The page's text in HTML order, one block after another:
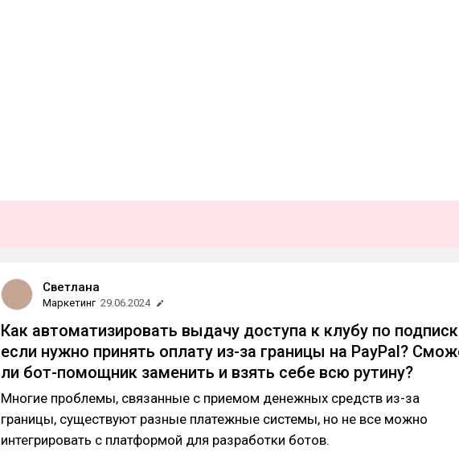
Светлана
Маркетинг 29.06.2024
Как автоматизировать выдачу доступа к клубу по
если нужно принять оплату из-за границы на PayPal?
ли бот-помощник заменить и взять себе всю рутину?
Многие проблемы, связанные с приемом денежных средств из-за
границы, существуют разные платежные системы, но не все можно
интегрировать с платформой для разработки ботов.